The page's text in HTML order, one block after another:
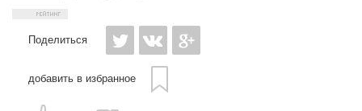
Поделиться
добавить в избранное